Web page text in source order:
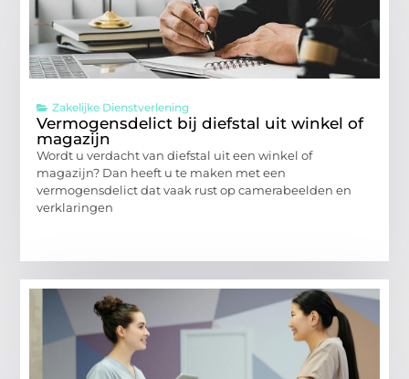
Zakelijke Dienstverlening
Vermogensdelict bij diefstal uit winkel of
magazijn
Wordt u verdacht van diefstal uit een winkel of
magazijn? Dan heeft u te maken met een
vermogensdelict dat vaak rust op camerabeelden en
verklaringen